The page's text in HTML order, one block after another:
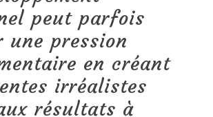
peut parfois
une pression
en créant
irréalistes
résultats à